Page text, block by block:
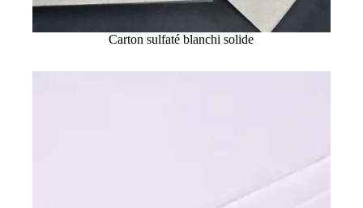
Carton sulfaté blanchi solide